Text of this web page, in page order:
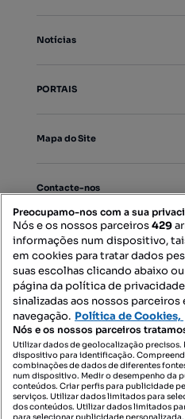
Notícias
PORTAIS
Mapa do Site
Contacte-nos
SIGA-
© 2026
Preocupamo-nos com a sua
Nós e os nossos parceiros429
informações num dispositivo,
em cookies para tratar dados
suas escolhas clicando abaixo
página da política de
sinalizadas aos nossos
navegação. Política de Cookies,
Nós e os nossos parceiros
Utilizar dados de geolocalização
dispositivo para identificação.
combinações de dados de diferentes
num dispositivo. Medir o desempenho da
conteúdos. Criar perfis para publicidade
serviços. Utilizar dados limitados para
dos conteúdos. Utilizar dados limitados